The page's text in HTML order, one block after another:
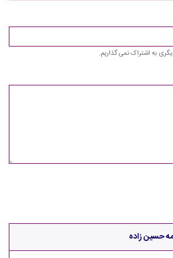
به اشتراک نمی گذاریم.
حسین زاده